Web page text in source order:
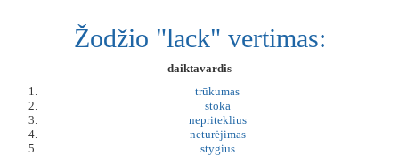
Žodžio "lack" vertimas:
daiktavardis
trūkumas
stoka
nepriteklius
neturėjimas
stygius